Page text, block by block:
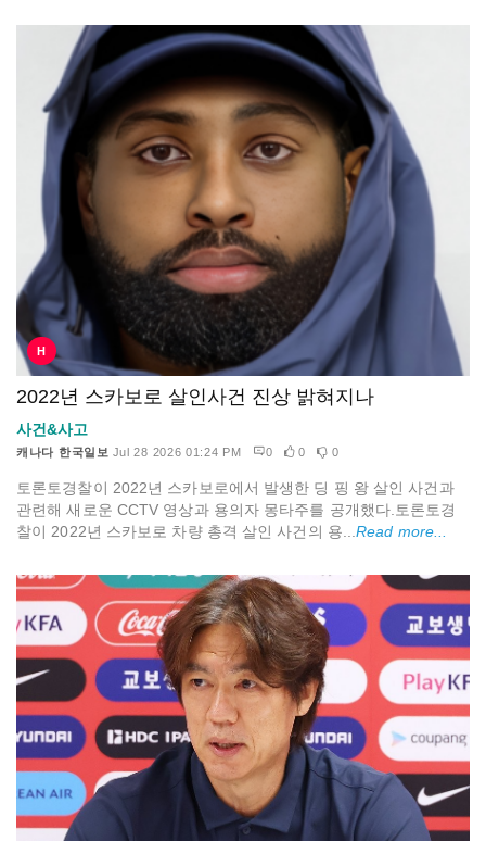
H
2022년 스카보로 살인사건 진상 밝혀지나
사건&사고
캐나다 한국일보 Jul 28 2026 01:24 PM 0 0 0
토론토경찰이 2022년 스카보로에서 발생한 딩 핑 왕 살인 사건과
관련해 새로운 CCTV 영상과 용의자 몽타주를 공개했다.토론토경
찰이 2022년 스카보로 차량 총격 살인 사건의 용...Read more...